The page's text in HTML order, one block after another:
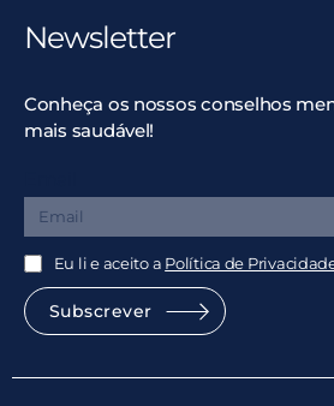
Newsletter
Conheça os nossos conselhos
mais saudável!
Eu li e aceito a Política de
Subscrever